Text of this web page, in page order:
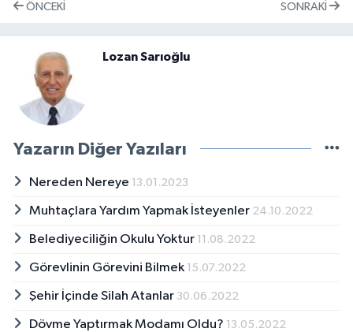
ÖNCEKI SONRAKI
Lozan Sarıoğlu
Yazarın Diğer Yazıları
Nereden Nereye 13.01.2023
Muhtaçlara Yardım Yapmak İsteyenler 24.10.2022
Belediyeciliğin Okulu Yoktur 11.08.2022
Görevlinin Görevini Bilmek 15.07.2022
Şehir İçinde Silah Atanlar 30.06.2022
Dövme Yaptırmak Modamı Oldu? 13.05.2022